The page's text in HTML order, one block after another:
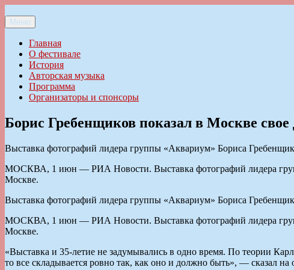
к
содержимому
Ильменский фестиваль авторской песни
Меню
Главная
О фестивале
История
Авторская музыка
Программа
Организаторы и спонсоры
Борис Гребенщиков показал в Москве свое
Выставка фотографий лидера группы «Аквариум» Бориса
МОСКВА, 1 июн — РИА Новости. Выставка фотографий лидера
Москве.
Выставка фотографий лидера группы «Аквариум» Бориса
МОСКВА, 1 июн — РИА Новости. Выставка фотографий лидера
Москве.
«Выставка и 35-летие не задумывались в одно время. По теории
то все складывается ровно так, как оно и должно быть», — сказал